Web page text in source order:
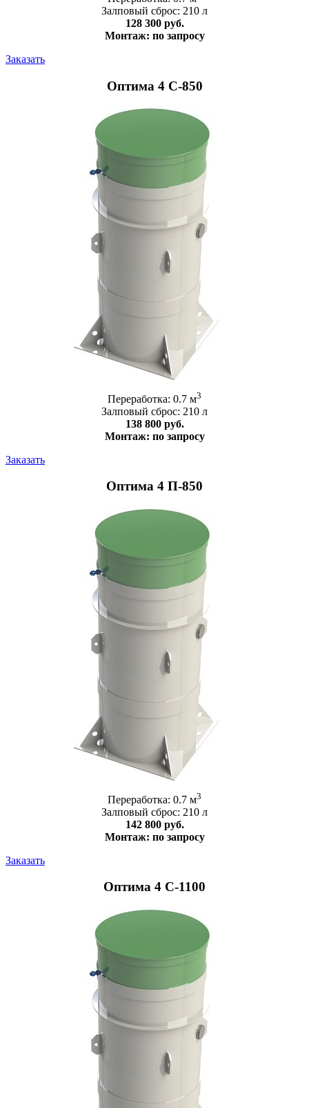
Залповый сброс: 210 л
128 300 руб.
Монтаж: по запросу
Заказать
Оптима 4 С-850
Переработка: 0.7 м3
Залповый сброс: 210 л
138 800 руб.
Монтаж: по запросу
Заказать
Оптима 4 П-850
Переработка: 0.7 м3
Залповый сброс: 210 л
142 800 руб.
Монтаж: по запросу
Заказать
Оптима 4 С-1100